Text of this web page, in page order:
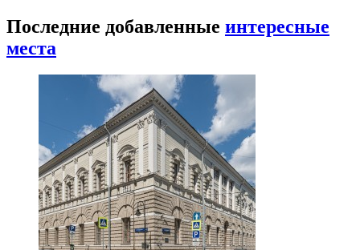
Последние добавленные интересные
места